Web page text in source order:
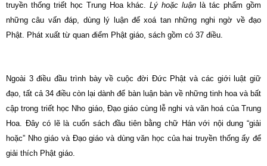
truyền thống triết học Trung Hoa khác. Lý hoặc luận là tác phẩm gồm
những câu vấn đáp, dùng lý luận để xoá tan những nghi ngờ về đạo
Phật. Phát xuất từ quan điểm Phật giáo, sách gồm có 37 điều.
Ngoài 3 điều đầu trình bày về cuộc đời Ðức Phật và các giới luật giữ
đạo, tất cả 34 điều còn lại dành để bàn luận bàn về những tinh hoa và bất
cập trong triết học Nho giáo, Ðạo giáo cùng lễ nghi và văn hoá của Trung
Hoa. Ðây có lẽ là cuốn sách đầu tiên bằng chữ Hán với nội dung “giải
hoặc” Nho giáo và Ðạo giáo và dùng văn học của hai truyền thống ấy để
giải thích Phật giáo.